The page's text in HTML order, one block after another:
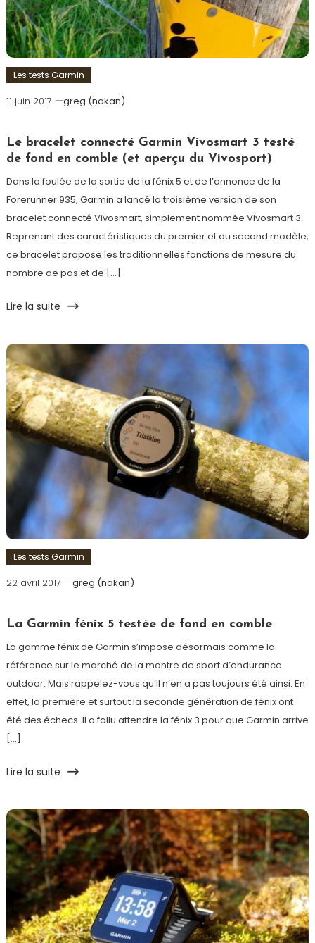
Les tests Garmin
11 juin 2017 greg (nakan)
Le bracelet connecté Garmin Vivosmart 3 testé
de fond en comble (et aperçu du Vivosport)
Dans la foulée de la sortie de la fénix 5 et de l’annonce de la
Forerunner 935, Garmin a lancé la troisième version de son
bracelet connecté Vivosmart, simplement nommée Vivosmart 3.
Reprenant des caractéristiques du premier et du second modèle,
ce bracelet propose les traditionnelles fonctions de mesure du
nombre de pas et de […]
Lire la suite
Les tests Garmin
22 avril 2017 greg (nakan)
La Garmin fénix 5 testée de fond en comble
La gamme fénix de Garmin s’impose désormais comme la
référence sur le marché de la montre de sport d’endurance
outdoor. Mais rappelez-vous qu’il n’en a pas toujours été ainsi. En
effet, la première et surtout la seconde génération de fénix ont
été des échecs. Il a fallu attendre la fénix 3 pour que Garmin arrive
[…]
Lire la suite